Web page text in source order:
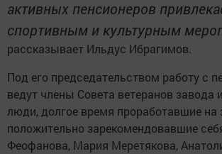
активных пенсионеров
спортивным и культурным
рассказывает Ильдус Ибрагимов.
Под его председательством работу с
ведут члены Совета ветеранов завода
люди, долгое время проработавшие на
положительно зарекомендовавшие
Феофанова, Мария Меретякова,